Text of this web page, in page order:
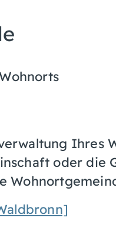
Ihres
oder die